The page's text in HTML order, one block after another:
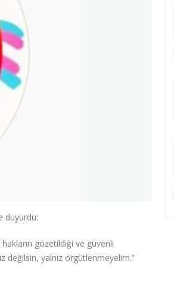
duyurdu:
gözetildiği ve güvenli
değilsin, yalnız örgütlenmeyelim.”